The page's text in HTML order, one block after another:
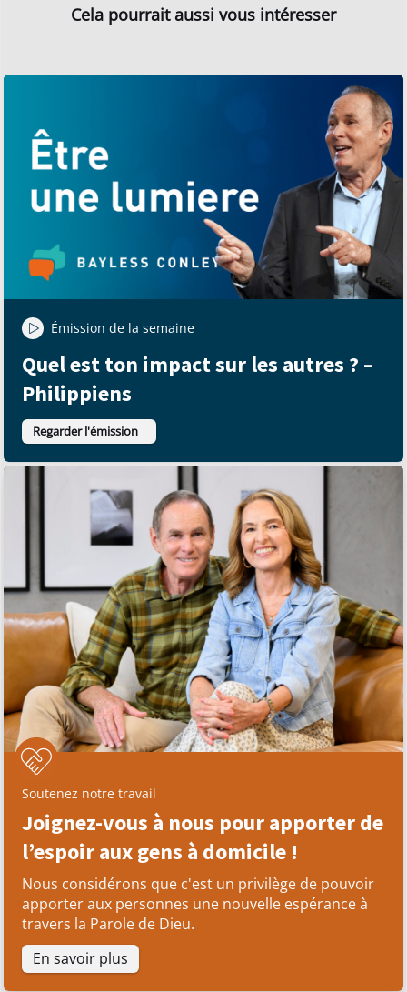
Cela pourrait aussi vous intéresser
Émission de la semaine
Quel est ton impact sur les autres ? –
Philippiens
Regarder l'émission
Soutenez notre travail
Joignez-vous à nous pour apporter de
l’espoir aux gens à domicile !
Nous considérons que c'est un privilège de pouvoir
apporter aux personnes une nouvelle espérance à
travers la Parole de Dieu.
En savoir plus